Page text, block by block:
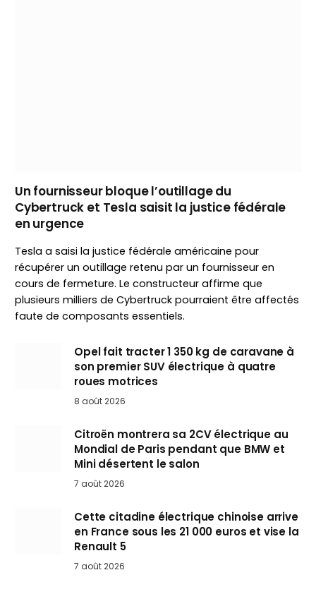
Un fournisseur bloque l’outillage du
Cybertruck et Tesla saisit la justice fédérale
en urgence
Tesla a saisi la justice fédérale américaine pour
récupérer un outillage retenu par un fournisseur en
cours de fermeture. Le constructeur affirme que
plusieurs milliers de Cybertruck pourraient être affectés
faute de composants essentiels.
Opel fait tracter 1 350 kg de caravane à
son premier SUV électrique à quatre
roues motrices
8 août 2026
Citroën montrera sa 2CV électrique au
Mondial de Paris pendant que BMW et
Mini désertent le salon
7 août 2026
Cette citadine électrique chinoise arrive
en France sous les 21 000 euros et vise la
Renault 5
7 août 2026